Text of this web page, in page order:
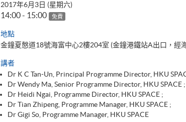
2017年6月3日 (星期六)
14:00 - 15:00 免費
地點
金鐘夏慤道18號海富中心2樓204室 (金鐘港鐵站A出口，經
講者
Dr K C Tan-Un, Principal Programme Director, HKU
Dr Wendy Ma, Senior Programme Director, HKU SPACE ;
Dr Heidi Ngai, Programme Director, HKU SPACE ;
Dr Tian Zhipeng, Programme Manager, HKU SPACE ;
Dr Gigi So, Programme Manager, HKU SPACE